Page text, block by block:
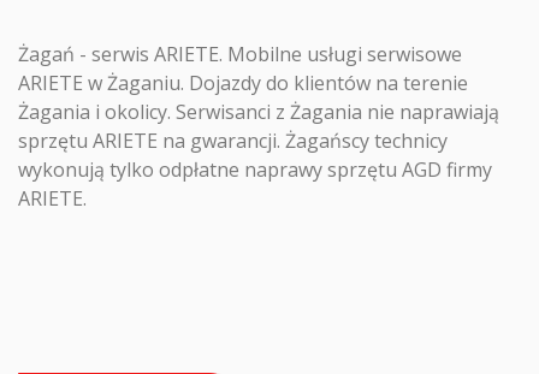
Żagań - serwis ARIETE. Mobilne usługi serwisowe
ARIETE w Żaganiu. Dojazdy do klientów na terenie
Żagania i okolicy. Serwisanci z Żagania nie naprawiają
sprzętu ARIETE na gwarancji. Żagańscy technicy
wykonują tylko odpłatne naprawy sprzętu AGD firmy
ARIETE.